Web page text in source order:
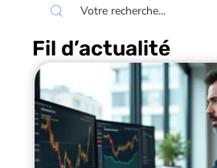
Fil d’actualité